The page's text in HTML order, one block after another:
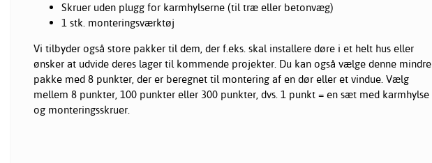
Skruer uden plugg for karmhylserne (til træ eller betonvæg)
1 stk. monteringsværktøj
Vi tilbyder også store pakker til dem, der f.eks. skal installere døre i et helt hus eller
ønsker at udvide deres lager til kommende projekter. Du kan også vælge denne mindre
pakke med 8 punkter, der er beregnet til montering af en dør eller et vindue. Vælg
mellem 8 punkter, 100 punkter eller 300 punkter, dvs. 1 punkt = en sæt med karmhylse
og monteringsskruer.